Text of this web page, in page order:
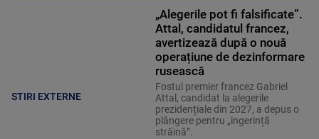
STIRI EXTERNE
„Alegerile pot fi falsificate”.
Attal, candidatul francez,
avertizează după o nouă
operațiune de dezinformare
rusească
Fostul premier francez Gabriel
Attal, candidat la alegerile
prezidențiale din 2027, a depus o
plângere pentru „ingerință
străină”.